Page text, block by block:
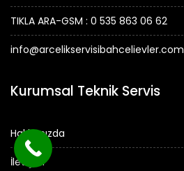
TIKLA ARA-GSM : 0 535 863 06 62
info@arcelikservisibahcelievler.com
Kurumsal Teknik Servis
Hakkımızda
İletişim